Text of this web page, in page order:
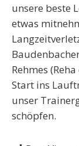
unsere beste
etwas
Rehmes
Start ins
unser
schöpfen.